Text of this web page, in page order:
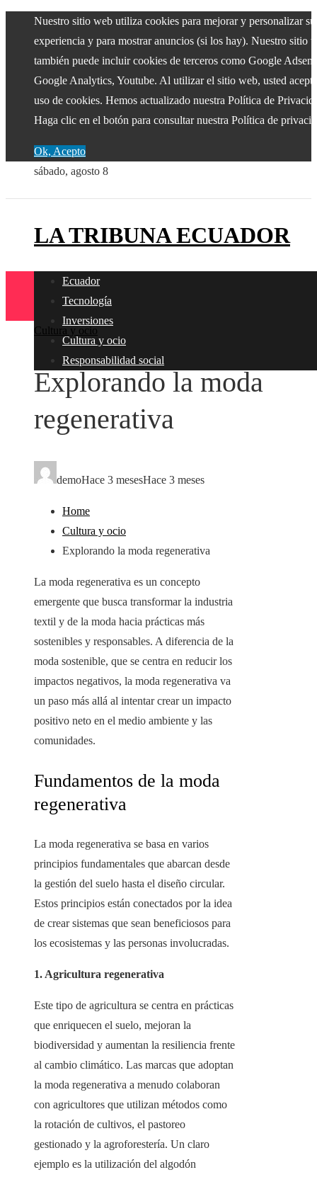
Nuestro sitio web utiliza cookies para mejorar y personalizar su
experiencia y para mostrar anuncios (si los hay). Nuestro sitio
también puede incluir cookies de terceros como Google
Google Analytics, Youtube. Al utilizar el sitio web, usted
uso de cookies. Hemos actualizado nuestra Política de
Haga clic en el botón para consultar nuestra Política de
Ok, Acepto
sábado, agosto 8
LA TRIBUNA ECUADOR
Ecuador
Tecnología
Inversiones
Cultura y ocio
Responsabilidad social
Cultura y ocio
Explorando la moda
regenerativa
demoHace 3 mesesHace 3 meses
Home
Cultura y ocio
Explorando la moda regenerativa
La moda regenerativa es un concepto
emergente que busca transformar la industria
textil y de la moda hacia prácticas más
sostenibles y responsables. A diferencia de la
moda sostenible, que se centra en reducir los
impactos negativos, la moda regenerativa va
un paso más allá al intentar crear un impacto
positivo neto en el medio ambiente y las
comunidades.
Fundamentos de la moda
regenerativa
La moda regenerativa se basa en varios
principios fundamentales que abarcan desde
la gestión del suelo hasta el diseño circular.
Estos principios están conectados por la idea
de crear sistemas que sean beneficiosos para
los ecosistemas y las personas involucradas.
1. Agricultura regenerativa
Este tipo de agricultura se centra en prácticas
que enriquecen el suelo, mejoran la
biodiversidad y aumentan la resiliencia frente
al cambio climático. Las marcas que adoptan
la moda regenerativa a menudo colaboran
con agricultores que utilizan métodos como
la rotación de cultivos, el pastoreo
gestionado y la agroforestería. Un claro
ejemplo es la utilización del algodón